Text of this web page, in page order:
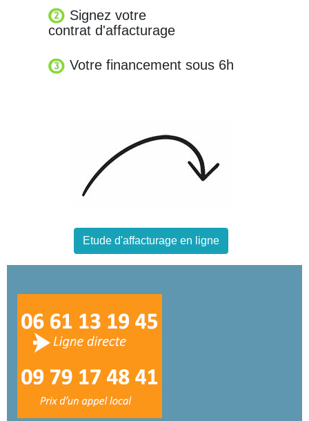
Signez votre
contrat d'affacturage
Votre financement sous 6h
Etude d'affacturage en ligne